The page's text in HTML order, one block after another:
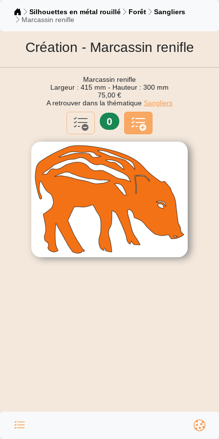
Catalogue
Silhouettes en métal rouillé Forêt
Sangliers
Marcassin renifle
Création - Marcassin renifle
Marcassin renifle
Largeur : 415 mm - Hauteur : 300 mm
75,00 €
A retrouver dans la thématique Sangliers
0